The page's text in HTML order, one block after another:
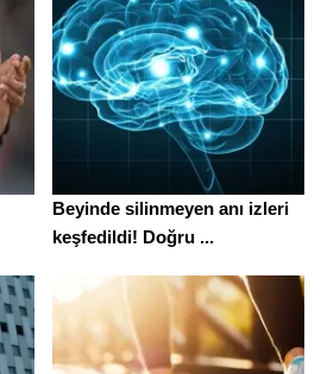
Beyinde silinmeyen anı izleri
keşfedildi! Doğru ...